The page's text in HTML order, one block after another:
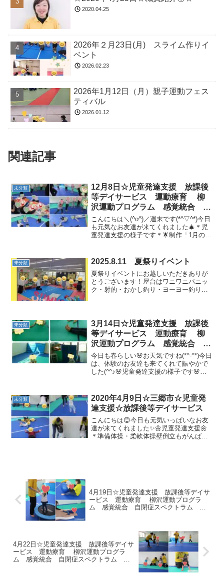
2020.04.25
2026年２月23日(月) スライム作りイ
ベント
2026.02.23
2026年1月12日（月）親子運動フェス
ティバル
2026.01.12
関連記事
未分類
12月8日☆児童発達支援 放課後
等デイサービス 運動療育 柳
沢運動プログラム 感覚統合 自
閉症スペクトラム ＡＤＨＤ Ｌ
Ｄ 発達障害 三郷市 吉川
市 八潮市
こんにちは＼(^o^)／週末です(*^▽^*)今日
も元気なお友達が来てくれました🎄＊児
童発達支援の様子です＊🌟制作「1月のカ
で踊れました♪(*｀艸´)ｳｼｼｼ🌟柔軟...
未分類 2025.8.11 夏祭りイベント
夏祭りイベントにお越しいただきありが
とうございます！屋台はワニワニパニッ
ク・射的・おかし釣り・ヨーヨー釣り
☆子ども...
未分類
3月14日☆児童発達支援 放課後
等デイサービス 運動療育 柳
沢運動プログラム 感覚統合 自
閉症 発達障害 埼玉県 三郷
市 吉川市 八潮市 気になる
子
今日も春らしい🌸お天気ですね(*^-^*)今日
は、体験のお友達も来てくれて賑やかで
した(^^♪🌸児童発達支援の様子です🌸🌼
壁倒立🌼トランポリン&バランスボールマ
ットで休...
未分類
2020年4月9日☆三郷市☆児童発
達支援☆放課後等デイサービス
こんにちは😊今日も元気いっぱいなお友
達が来てくれました✨🌼児童発達支援🌼
＊準備体操・柔軟体操壁倒立もがんばり
4月19日☆児童発達支援 放課後等デイサ
ービス 運動療育 柳沢運動プログラ
ム 感覚統合 自閉症スペクトラム Ａ
4月22日☆児童発達支援 放課後等デイサ
ービス 運動療育 柳沢運動プログラ
ム 感覚統合 自閉症スペクトラム Ａ